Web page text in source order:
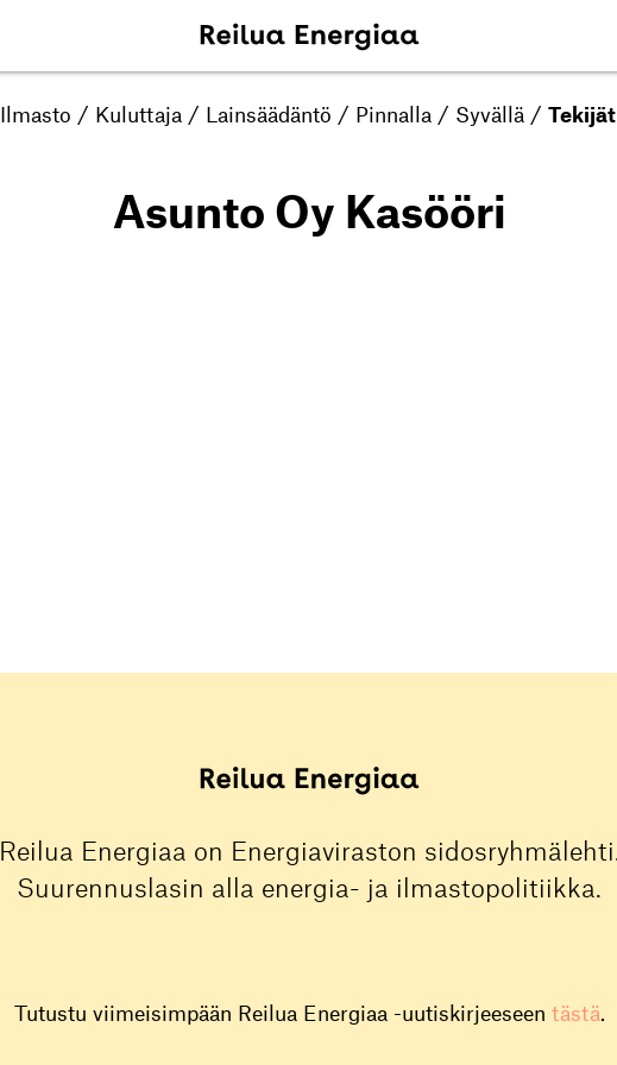
Ilmasto / Kuluttaja / Lainsäädäntö / Pinnalla / Syvällä / Tekijät
Asunto Oy Kasööri
Reilua Energiaa on Energiaviraston sidosryhmälehti.
Suurennuslasin alla energia- ja ilmastopolitiikka.
Tutustu viimeisimpään Reilua Energiaa -uutiskirjeeseen tästä.